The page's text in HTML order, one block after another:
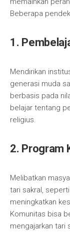
Beberapa
1.
Mendirikan
generasi muda
berbasis pada
belajar tentang
religius.
2. Program
Melibatkan
tari sakral,
meningkatkan
Komunitas bisa
mengajarkan tari